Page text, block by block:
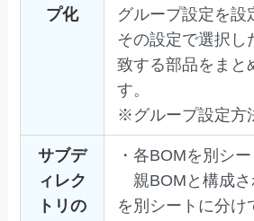
プ化
グループ設定を設
その設定で選択し
致する部品をまと
す。
※グループ設定方
サブデ
ィレク
トリの
・各BOMを別シー
親BOMと構成さ
を別シートに分け